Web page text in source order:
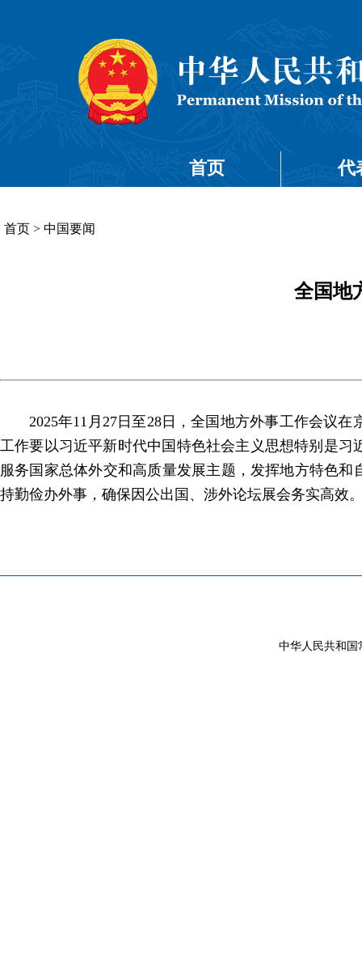
首页 代
首页 > 中国要闻
全国地
2025年11月27日至28日，全国地方外事工作会议
工作要以习近平新时代中国特色社会主义思想特别是
服务国家总体外交和高质量发展主题，发挥地方特色
持勤俭办外事，确保因公出国、涉外论坛展会务实高效
中华人民共和国